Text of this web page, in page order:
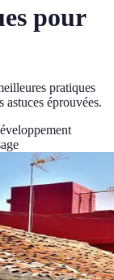
pour
pratiques
éprouvées.